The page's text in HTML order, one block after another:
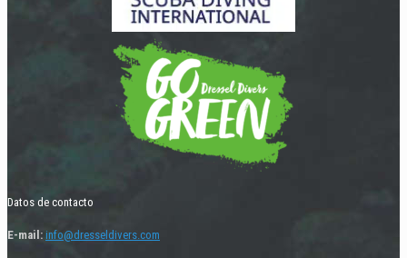
Datos de contacto
E-mail: info@dresseldivers.com